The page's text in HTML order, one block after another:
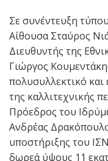
Σε συνέντευξη
Αίθουσα Σταύρος
Διευθυντής της
Γιώργος
πολυσυλλεκτικό
της καλλιτεχνικής
Πρόεδρος του
Ανδρέας
υποστήριξης του
δωρεά ύψους 11